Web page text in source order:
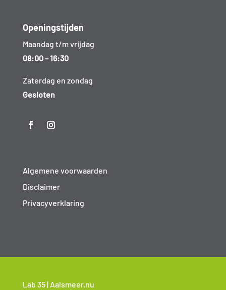
Openingstijden
Maandag t/m vrijdag
08:00 – 16:30
Zaterdag en zondag
Gesloten
Algemene voorwaarden
Disclaimer
Privacyverklaring
Lab 35 | Aalsmeer.nu